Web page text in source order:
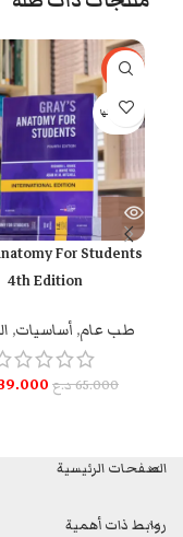
-40%
بيعت كلها
For Students
4th Edition
طب عام, أساسيات,
65.000د.ع
الصفحات الرئيسية
روابط ذات أهمية